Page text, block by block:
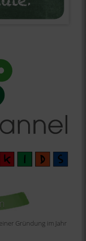
Gründung im Jahr